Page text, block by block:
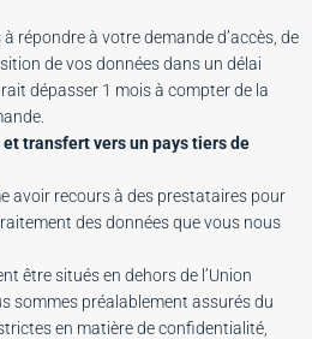
répondre à votre demande d’accès, de
de vos données dans un délai
dépasser 1 mois à compter de la
transfert vers un pays tiers de
avoir recours à des prestataires pour
des données que vous nous
être situés en dehors de l’Union
sommes préalablement assurés du
en matière de confidentialité,